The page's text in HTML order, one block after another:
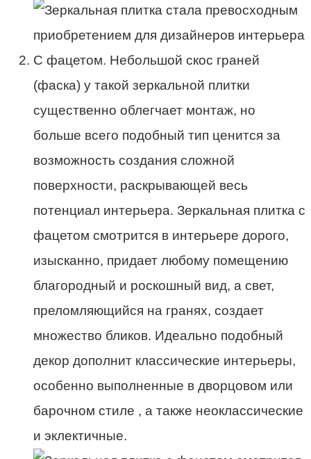
С фацетом. Небольшой скос граней
(фаска) у такой зеркальной плитки
существенно облегчает монтаж, но
больше всего подобный тип ценится за
возможность создания сложной
поверхности, раскрывающей весь
потенциал интерьера. Зеркальная плитка с
фацетом смотрится в интерьере дорого,
изысканно, придает любому помещению
благородный и роскошный вид, а свет,
преломляющийся на гранях, создает
множество бликов. Идеально подобный
декор дополнит классические интерьеры,
особенно выполненные в дворцовом или
барочном стиле , а также неоклассические
и эклектичные.